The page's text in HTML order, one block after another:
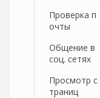
Проверка п
очты
Общение в
соц. сетях
Просмотр с
траниц